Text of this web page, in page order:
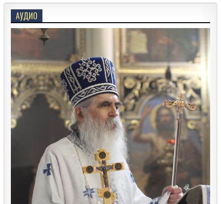
ВОЈЛОВИЦЕ
ТРЕНУТАК
ВЕЛИКЕ
ИСТОРИЈСКЕ
ПРАВДЕ
АУДИО